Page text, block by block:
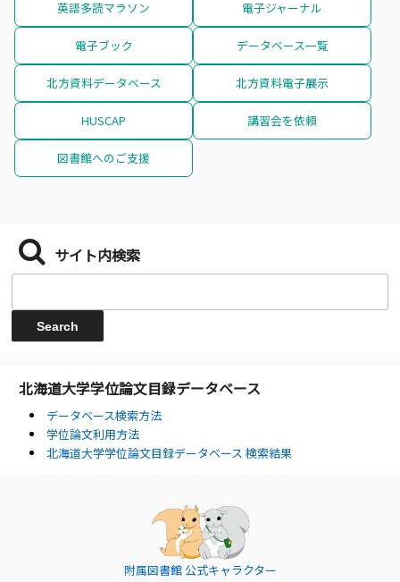
英語多読マラソン 電子ジャーナル
電子ブック データベース一覧
北方資料データベース 北方資料電子展示
HUSCAP 講習会を依頼
図書館へのご支援
サイト内検索
北海道大学学位論文目録データベース
データベース検索方法
学位論文利用方法
北海道大学学位論文目録データベース 検索結果
附属図書館 公式キャラクター